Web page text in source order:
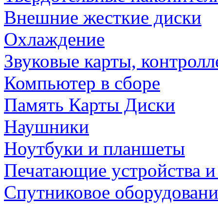
Внешние жесткие диски
Охлаждение
Звуковые карты,
Компьютер в сборе
Память Карты Диски
Наушники
Ноутбуки и планшеты
Печатающие устройства
Спутниковое